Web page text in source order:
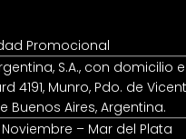
Promocional
S.A., con domicilio
4191, Munro, Pdo. de
Buenos Aires, Argentina.
– Mar del Plata